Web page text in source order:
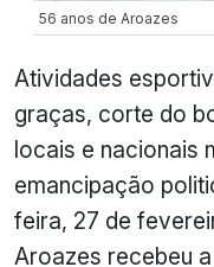
56 anos de Aroazes
Atividades
graças, corte do
locais e nacionais
emancipação
feira, 27 de
Aroazes recebeu